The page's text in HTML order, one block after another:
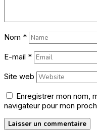
Nom *
E-mail *
Site web
Enregistrer mon nom,
navigateur pour mon